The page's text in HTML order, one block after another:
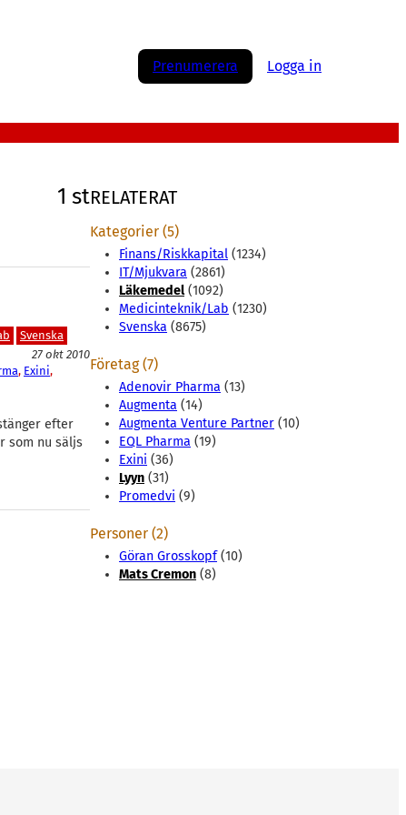
Prenumerera Logga in
1 st
Svenska
27 okt 2010
, Exini
efter
som nu säljs
RELATERAT
Kategorier (5)
Finans/Riskkapital (1234)
IT/Mjukvara (2861)
Läkemedel(1092)
Medicinteknik/Lab (1230)
Svenska (8675)
Företag (7)
Adenovir Pharma (13)
Augmenta (14)
Augmenta Venture Partner (10)
EQL Pharma (19)
Exini (36)
Lyyn (31)
Promedvi (9)
Personer (2)
Göran Grosskopf(10)
Mats Cremon (8)